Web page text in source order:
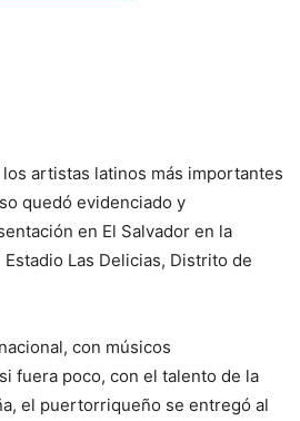
artistas latinos más importantes
quedó evidenciado y
en El Salvador en la
Las Delicias, Distrito de
con músicos
fuera poco, con el talento de la
el puertorriqueño se entregó al